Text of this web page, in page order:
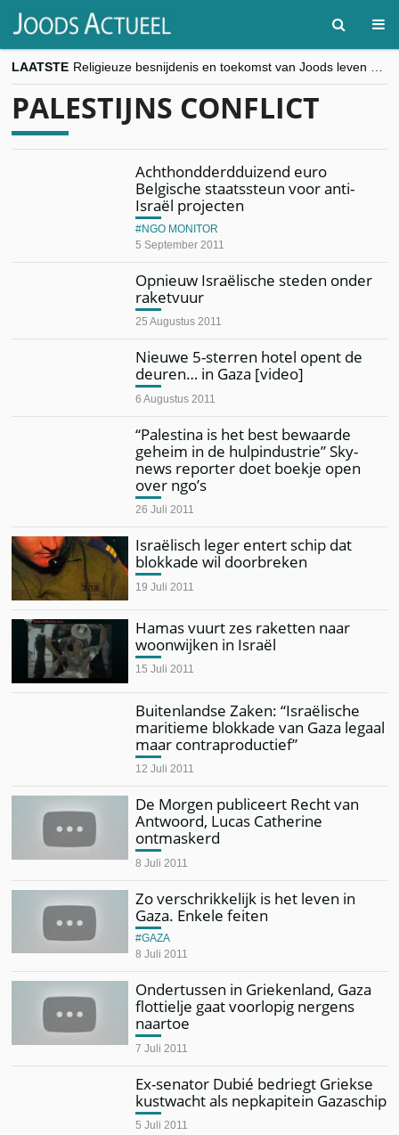
LAATSTE
“Besnijdenisdebat toont hoe moeilijk seculiere Westen minderheden begrijpt”, Jinnih Beels (Vooruit)
PALESTIJNS CONFLICT
Achthondderdduizend euro
Belgische staatssteun voor anti-
Israël projecten
5 September 2011
NGO MONITOR
Opnieuw Israëlische steden onder
raketvuur
25 Augustus 2011
Nieuwe 5-sterren hotel opent de
deuren… in Gaza [video]
6 Augustus 2011
“Palestina is het best bewaarde
geheim in de hulpindustrie” Sky-
news reporter doet boekje open
over ngo’s
26 Juli 2011
Israëlisch leger entert schip dat
blokkade wil doorbreken
19 Juli 2011
Hamas vuurt zes raketten naar
woonwijken in Israël
15 Juli 2011
Buitenlandse Zaken: “Israëlische
maritieme blokkade van Gaza legaal
maar contraproductief”
12 Juli 2011
De Morgen publiceert Recht van
Antwoord, Lucas Catherine
ontmaskerd
8 Juli 2011
Zo verschrikkelijk is het leven in
Gaza. Enkele feiten
8 Juli 2011
GAZA
Ondertussen in Griekenland, Gaza
flottielje gaat voorlopig nergens
naartoe
7 Juli 2011
Ex-senator Dubié bedriegt Griekse
kustwacht als nepkapitein Gazaschip
5 Juli 2011